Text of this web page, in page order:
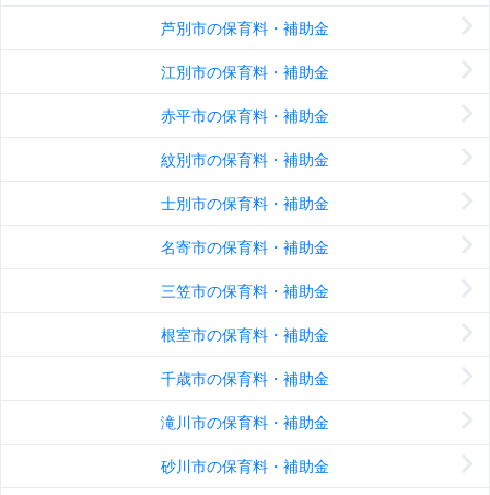
芦別市の保育料・補助金
江別市の保育料・補助金
赤平市の保育料・補助金
紋別市の保育料・補助金
士別市の保育料・補助金
名寄市の保育料・補助金
三笠市の保育料・補助金
根室市の保育料・補助金
千歳市の保育料・補助金
滝川市の保育料・補助金
砂川市の保育料・補助金